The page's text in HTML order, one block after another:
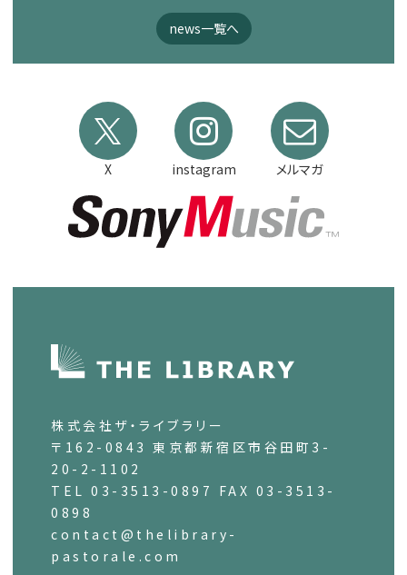
news一覧へ
X instagram メルマガ
株式会社ザ・ライブラリー
〒162-0843 東京都新宿区市谷田町3-
20-2-1102
TEL 03-3513-0897 FAX 03-3513-
0898
contact@thelibrary-
pastorale.com